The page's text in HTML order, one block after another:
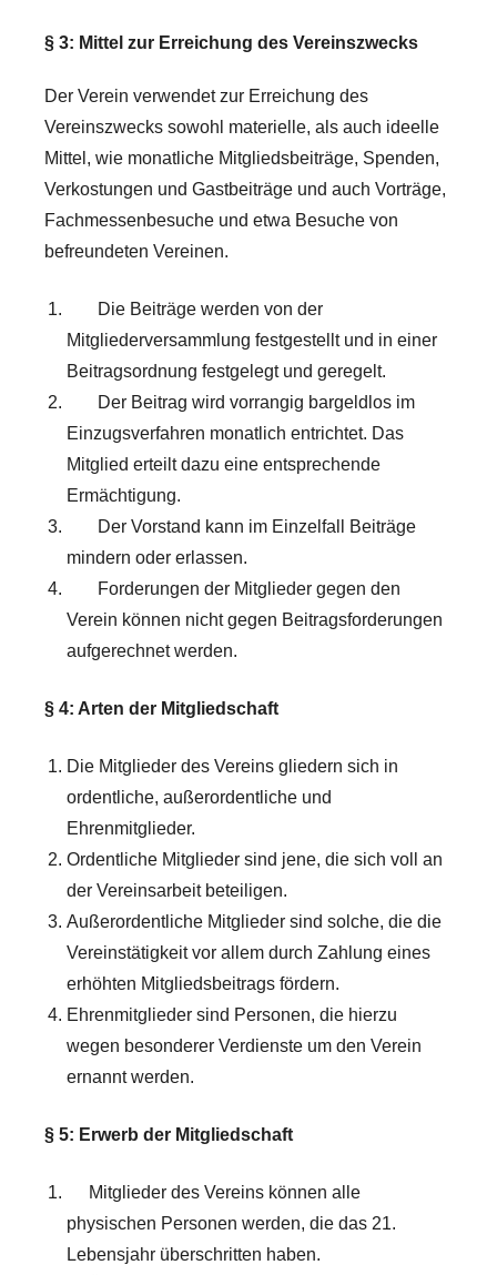
§ 3: Mittel zur Erreichung des Vereinszwecks
Der Verein verwendet zur Erreichung des
Vereinszwecks sowohl materielle, als auch ideelle
Mittel, wie monatliche Mitgliedsbeiträge, Spenden,
Verkostungen und Gastbeiträge und auch Vorträge,
Fachmessenbesuche und etwa Besuche von
befreundeten Vereinen.
Die Beiträge werden von der
Mitgliederversammlung festgestellt und in einer
Beitragsordnung festgelegt und geregelt.
Der Beitrag wird vorrangig bargeldlos im
Einzugsverfahren monatlich entrichtet. Das
Mitglied erteilt dazu eine entsprechende
Ermächtigung.
Der Vorstand kann im Einzelfall Beiträge
mindern oder erlassen.
Forderungen der Mitglieder gegen den
Verein können nicht gegen Beitragsforderungen
aufgerechnet werden.
§ 4: Arten der Mitgliedschaft
Die Mitglieder des Vereins gliedern sich in
ordentliche, außerordentliche und
Ehrenmitglieder.
Ordentliche Mitglieder sind jene, die sich voll an
der Vereinsarbeit beteiligen.
Außerordentliche Mitglieder sind solche, die die
Vereinstätigkeit vor allem durch Zahlung eines
erhöhten Mitgliedsbeitrags fördern.
Ehrenmitglieder sind Personen, die hierzu
wegen besonderer Verdienste um den Verein
ernannt werden.
§ 5: Erwerb der Mitgliedschaft
Mitglieder des Vereins können alle
physischen Personen werden, die das 21.
Lebensjahr überschritten haben.